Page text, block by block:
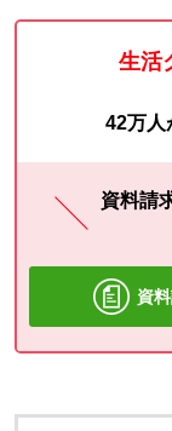
生活
42万人
資料請
資